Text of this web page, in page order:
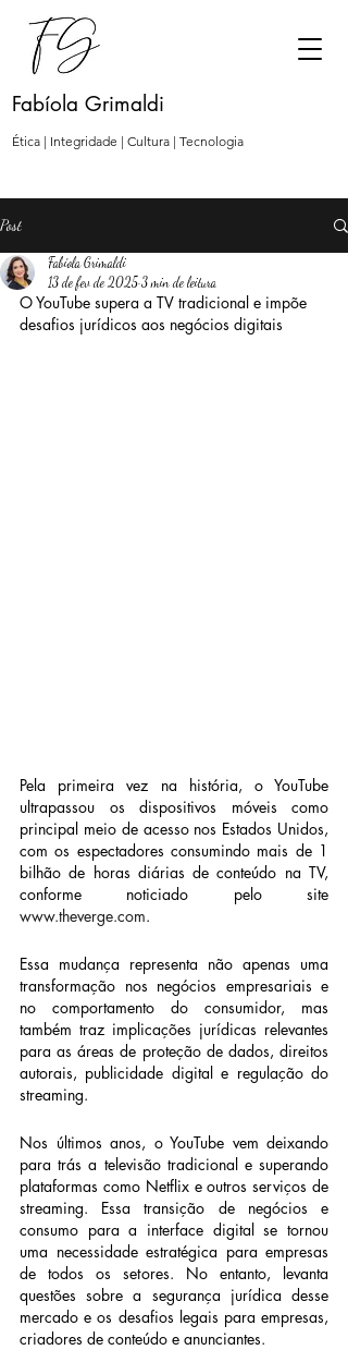
Fabíola Grimaldi
Ética | Integridade | Cultura | Tecnologia
Post
Fabíola Grimaldi
13 de fev de 2025 3 min de leitura
O YouTube supera a TV tradicional e impõe
desafios jurídicos aos negócios digitais
Pela primeira vez na história, o YouTube
ultrapassou os dispositivos móveis como
principal meio de acesso nos Estados Unidos,
com os espectadores consumindo mais de 1
bilhão de horas diárias de conteúdo na TV,
www.theverge.com.
Essa mudança representa não apenas uma
transformação nos negócios empresariais e
no comportamento do consumidor, mas
também traz implicações jurídicas relevantes
para as áreas de proteção de dados, direitos
autorais, publicidade digital e regulação do
streaming.
Nos últimos anos, o YouTube vem deixando
para trás a televisão tradicional e superando
plataformas como Netflix e outros serviços de
streaming. Essa transição de negócios e
consumo para a interface digital se tornou
uma necessidade estratégica para empresas
de todos os setores. No entanto, levanta
questões sobre a segurança jurídica desse
mercado e os desafios legais para empresas,
criadores de conteúdo e anunciantes.